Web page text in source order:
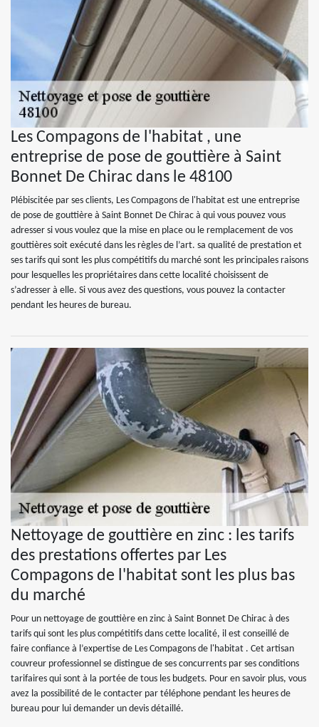
Les Compagons de l'habitat , une
entreprise de pose de gouttière à Saint
Bonnet De Chirac dans le 48100
Plébiscitée par ses clients, Les Compagons de l'habitat est une entreprise
de pose de gouttière à Saint Bonnet De Chirac à qui vous pouvez vous
adresser si vous voulez que la mise en place ou le remplacement de vos
gouttières soit exécuté dans les règles de l’art. sa qualité de prestation et
ses tarifs qui sont les plus compétitifs du marché sont les principales raisons
pour lesquelles les propriétaires dans cette localité choisissent de
s’adresser à elle. Si vous avez des questions, vous pouvez la contacter
pendant les heures de bureau.
Nettoyage de gouttière en zinc : les tarifs
des prestations offertes par Les
Compagons de l'habitat sont les plus bas
du marché
Pour un nettoyage de gouttière en zinc à Saint Bonnet De Chirac à des
tarifs qui sont les plus compétitifs dans cette localité, il est conseillé de
faire confiance à l’expertise de Les Compagons de l'habitat . Cet artisan
couvreur professionnel se distingue de ses concurrents par ses conditions
tarifaires qui sont à la portée de tous les budgets. Pour en savoir plus, vous
avez la possibilité de le contacter par téléphone pendant les heures de
bureau pour lui demander un devis détaillé.